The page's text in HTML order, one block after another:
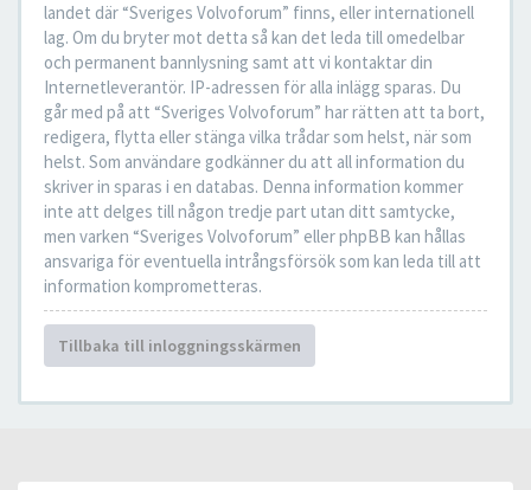
landet där “Sveriges Volvoforum” finns, eller internationell
lag. Om du bryter mot detta så kan det leda till omedelbar
och permanent bannlysning samt att vi kontaktar din
Internetleverantör. IP-adressen för alla inlägg sparas. Du
går med på att “Sveriges Volvoforum” har rätten att ta bort,
redigera, flytta eller stänga vilka trådar som helst, när som
helst. Som användare godkänner du att all information du
skriver in sparas i en databas. Denna information kommer
inte att delges till någon tredje part utan ditt samtycke,
men varken “Sveriges Volvoforum” eller phpBB kan hållas
ansvariga för eventuella intrångsförsök som kan leda till att
information komprometteras.
Tillbaka till inloggningsskärmen